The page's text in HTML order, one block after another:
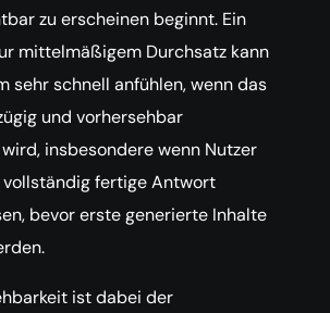
zu erscheinen beginnt. Ein
mittelmäßigem Durchsatz kann
sehr schnell anfühlen, wenn das
und vorhersehbar
insbesondere wenn Nutzer
fertige Antwort
bevor erste generierte Inhalte
ist dabei der